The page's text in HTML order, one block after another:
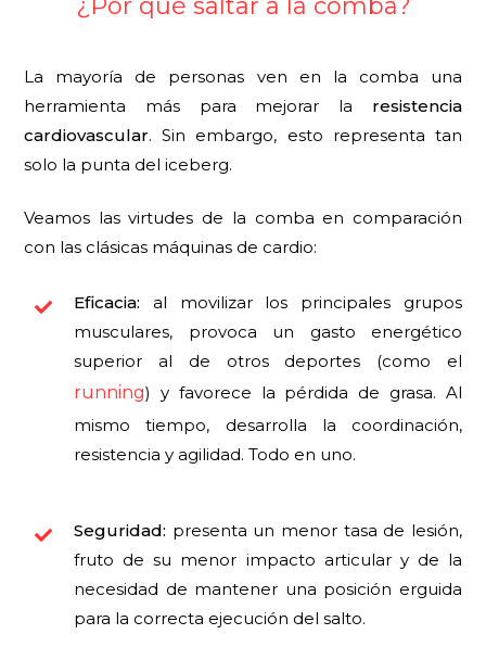
La mayoría de personas ven en la comba una
herramienta más para mejorar la resistencia
cardiovascular. Sin embargo, esto representa tan
solo la punta del iceberg.
Veamos las virtudes de la comba en comparación
con las clásicas máquinas de cardio:
Eficacia: al movilizar los principales grupos
musculares, provoca un gasto energético
superior al de otros deportes (como el
running) y favorece la pérdida de grasa. Al
mismo tiempo, desarrolla la coordinación,
resistencia y agilidad. Todo en uno.
Seguridad: presenta un menor tasa de lesión,
fruto de su menor impacto articular y de la
necesidad de mantener una posición erguida
para la correcta ejecución del salto.